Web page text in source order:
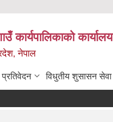
कार्यपालिकाको कार्यालय
नेपाल
प्रतिवेदन विधुतीय शुसासन सेवा